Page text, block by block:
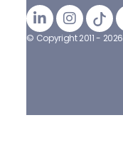
© Copyright 2011 - 2026